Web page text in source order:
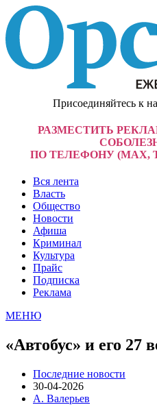
Присоединяйтесь к
РАЗМЕСТИТЬ
ПО ТЕЛЕФОНУ (MAX,
Вся лента
Власть
Общество
Новости
Афиша
Криминал
Культура
Прайс
Подписка
Реклама
МЕНЮ
«Автобус» и его 27
Последние новости
30-04-2026
А. Валерьев